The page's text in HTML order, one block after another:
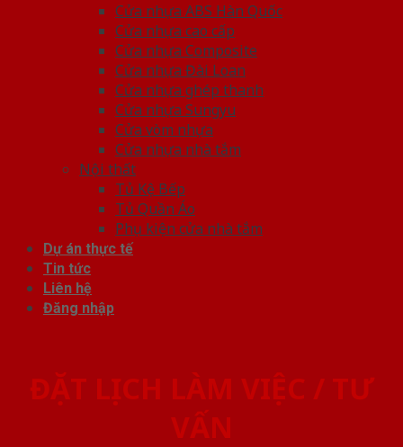
Cửa nhựa ABS Hàn Quốc
Cửa nhựa cao cấp
Cửa nhựa Composite
Cửa nhựa Đài Loan
Cửa nhựa ghép thanh
Cửa nhựa Sungyu
Cửa vòm nhựa
Cửa nhựa nhà tắm
Nội thất
Tủ Kệ Bếp
Tủ Quần Áo
Phụ kiện cửa nhà tắm
Dự án thực tế
Tin tức
Liên hệ
Đăng nhập
ĐẶT LỊCH LÀM VIỆC / TƯ
VẤN